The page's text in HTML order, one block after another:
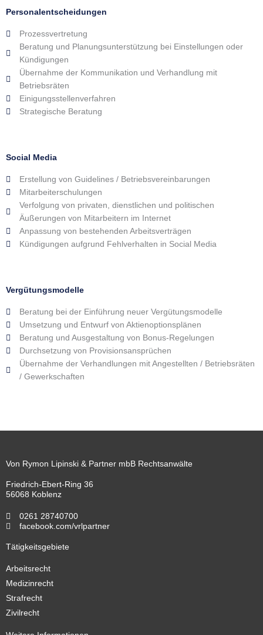
Personalentscheidungen
Prozessvertretung
Beratung und Planungsunterstützung bei Einstellungen oder
Kündigungen
Übernahme der Kommunikation und Verhandlung mit
Betriebsräten
Einigungsstellenverfahren
Strategische Beratung
Social Media
Erstellung von Guidelines / Betriebsvereinbarungen
Mitarbeiterschulungen
Verfolgung von privaten, dienstlichen und politischen
Äußerungen von Mitarbeitern im Internet
Anpassung von bestehenden Arbeitsverträgen
Kündigungen aufgrund Fehlverhalten in Social Media
Vergütungsmodelle
Beratung bei der Einführung neuer Vergütungsmodelle
Umsetzung und Entwurf von Aktienoptionsplänen
Beratung und Ausgestaltung von Bonus-Regelungen
Durchsetzung von Provisionsansprüchen
Übernahme der Verhandlungen mit Angestellten / Betriebsräten
/ Gewerkschaften
Von Rymon Lipinski & Partner mbB Rechtsanwälte
Friedrich-Ebert-Ring 36
56068 Koblenz
0261 28740700
facebook.com/vrlpartner
Tätigkeitsgebiete
Arbeitsrecht
Medizinrecht
Strafrecht
Zivilrecht